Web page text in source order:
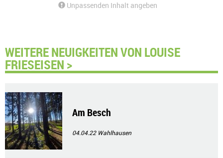
Unpassenden Inhalt angeben
WEITERE NEUIGKEITEN VON LOUISE
FRIESEISEN >
Am Besch
04.04.22 Wahlhausen